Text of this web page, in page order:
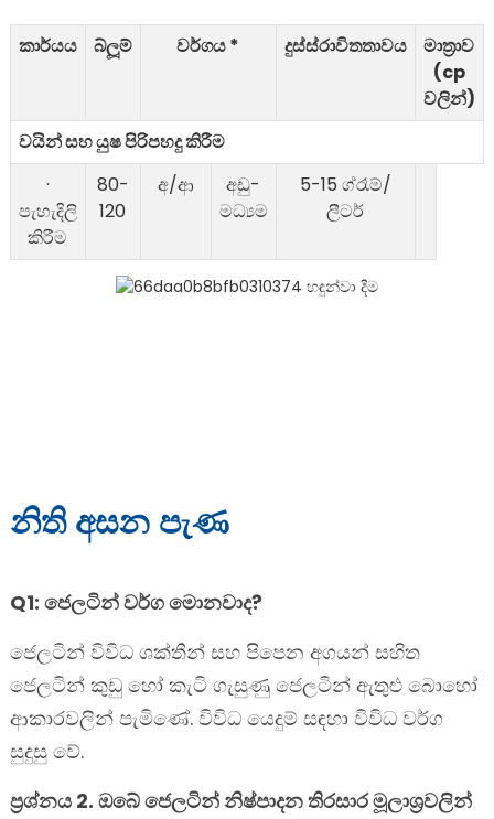
කාර්යය බ්ලූම් වර්ගය * දුස්ස්රාවිතතාවය
මාත්‍රාව
(cp
වලින්)
වයින් සහ යුෂ පිරිපහදු කිරීම
·
පැහැදිලි
කිරීම
80-
120
අ/ආ
අඩු-
මධ්‍යම
5-15 ග්රෑම්/
ලීටර්
නිති අසන පැණ
Q1: ජෙලටින් වර්ග මොනවාද?
ජෙලටින් විවිධ ශක්තීන් සහ පිපෙන අගයන් සහිත
ජෙලටින් කුඩු හෝ කැටි ගැසුණු ජෙලටින් ඇතුළු බොහෝ
ආකාරවලින් පැමිණේ. විවිධ යෙදුම් සඳහා විවිධ වර්ග
සුදුසු වේ.
ප්‍රශ්නය 2. ඔබේ ජෙලටින් නිෂ්පාදන තිරසාර මූලාශ්‍රවලින්